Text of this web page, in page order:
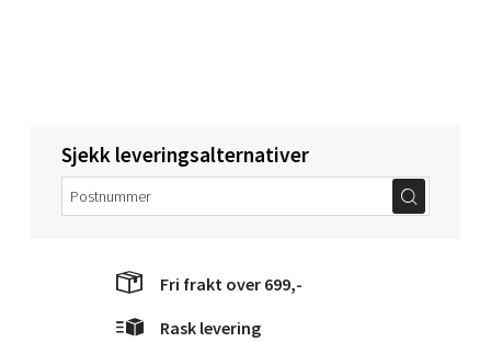
Sjekk leveringsalternativer
Fri frakt over 699,-
Rask levering
Oslo - Bryn Senter
Åpent i dag 10-21
0 i butikk